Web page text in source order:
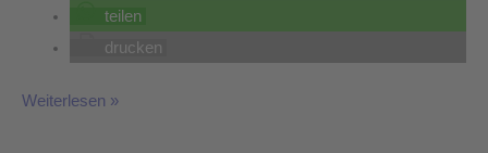
teilen
drucken
Weiterlesen »